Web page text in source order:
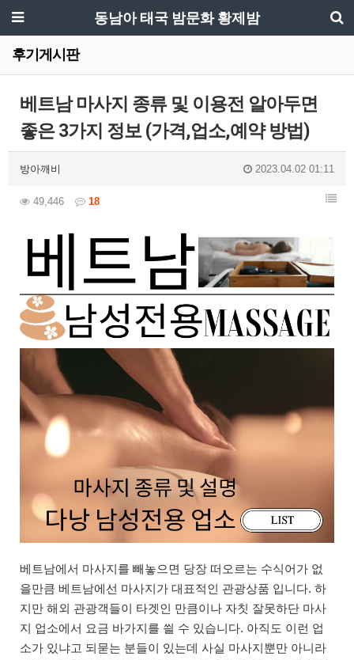
동남아 태국 밤문화 황제밤
후기게시판
베트남 마사지 종류 및 이용전 알아두면
좋은 3가지 정보 (가격,업소,예약 방법)
방아깨비 2023.04.02 01:11
49,446 18
베트남에서 마사지를 빼놓으면 당장 떠오르는 수식어가 없
을만큼 베트남에선 마사지가 대표적인 관광상품 입니다. 하
지만 해외 관광객들이 타겟인 만큼이나 자칫 잘못하단 마사
지 업소에서 요금 바가지를 씔 수 있습니다. 아직도 이런 업
소가 있냐고 되묻는 분들이 있는데 사실 마사지뿐만 아니라